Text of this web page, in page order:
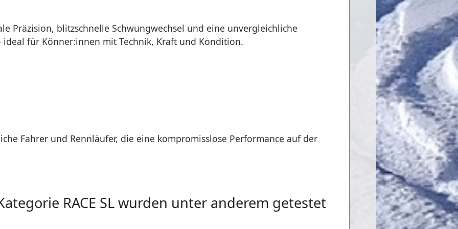
Präzision, blitzschnelle Schwungwechsel und eine unvergleichliche
ideal für Könner:innen mit Technik, Kraft und Kondition.
Fahrer und Rennläufer, die eine kompromisslose Performance auf der
RACE SL wurden unter anderem getestet